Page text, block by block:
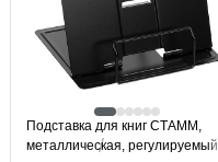
Подставка для книг СТАММ,
металлическая, регулируемый